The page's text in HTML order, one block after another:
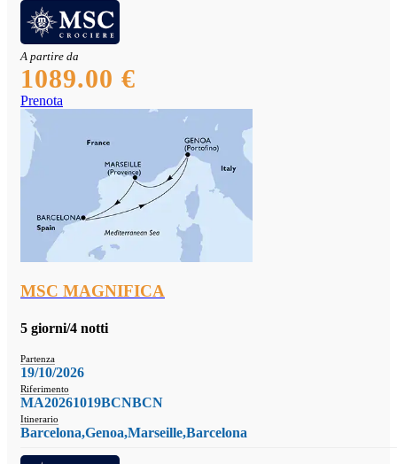
A partire da
1089.00 €
Prenota
MSC MAGNIFICA
5 giorni/4 notti
Partenza
19/10/2026
Riferimento
MA20261019BCNBCN
Itinerario
Barcelona,Genoa,Marseille,Barcelona